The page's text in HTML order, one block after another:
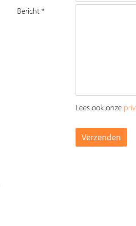
Bericht *
Lees ook onze